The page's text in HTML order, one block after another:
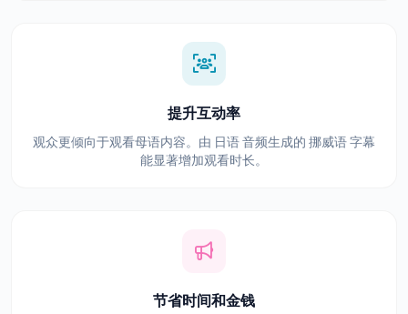
提升互动率
观众更倾向于观看母语内容。由 日语 音频生成的 挪威语 字幕
能显著增加观看时长。
节省时间和金钱